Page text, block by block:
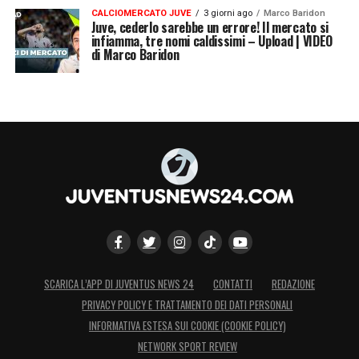
CALCIOMERCATO JUVE 3 giorni ago Marco Baridon
Juve, cederlo sarebbe un errore! Il mercato si
infiamma, tre nomi caldissimi – Upload | VIDEO
di Marco Baridon
SCARICA L’APP DI JUVENTUS NEWS 24 CONTATTI
REDAZIONE
PRIVACY POLICY E TRATTAMENTO DEI DATI PERSONALI
INFORMATIVA ESTESA SUI COOKIE (COOKIE POLICY)
NETWORK SPORT REVIEW